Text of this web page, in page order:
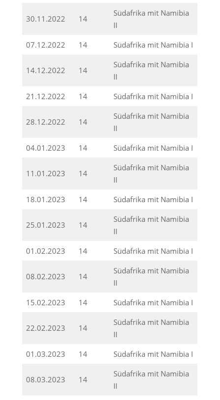
30.11.2022 14
Südafrika mit Namibia
II
07.12.2022
14 Südafrika mit Namibia I
14.12.2022 14
Südafrika mit Namibia
II
21.12.2022
14 Südafrika mit Namibia I
28.12.2022 14
Südafrika mit Namibia
II
04.01.2023
14 Südafrika mit Namibia I
11.01.2023 14
Südafrika mit Namibia
II
18.01.2023
14 Südafrika mit Namibia I
25.01.2023 14
Südafrika mit Namibia
II
01.02.2023
14 Südafrika mit Namibia I
08.02.2023 14
Südafrika mit Namibia
II
15.02.2023
14 Südafrika mit Namibia I
22.02.2023 14
Südafrika mit Namibia
II
01.03.2023
14 Südafrika mit Namibia I
08.03.2023 14
Südafrika mit Namibia
II